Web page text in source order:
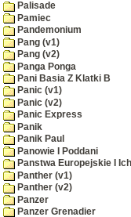
Palisade
Pamiec
Pandemonium
Pang (v1)
Pang (v2)
Panga Ponga
Pani Basia Z Klatki B
Panic (v1)
Panic (v2)
Panic Express
Panik
Panik Paul
Panowie I Poddani
Panstwa Europejskie I
Panther (v1)
Panther (v2)
Panzer
Panzer Grenadier